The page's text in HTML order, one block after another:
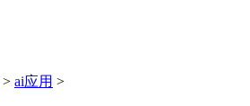
> ai应用 >